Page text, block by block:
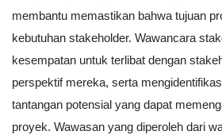
membantu memastikan bahwa tujuan
kebutuhan stakeholder. Wawancara
kesempatan untuk terlibat dengan
perspektif mereka, serta
tantangan potensial yang dapat
proyek. Wawasan yang diperoleh dari